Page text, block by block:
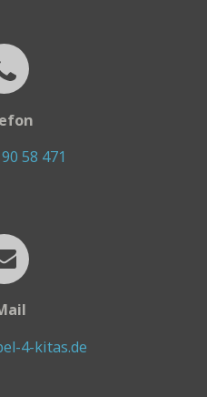
58 471
4-kitas.de